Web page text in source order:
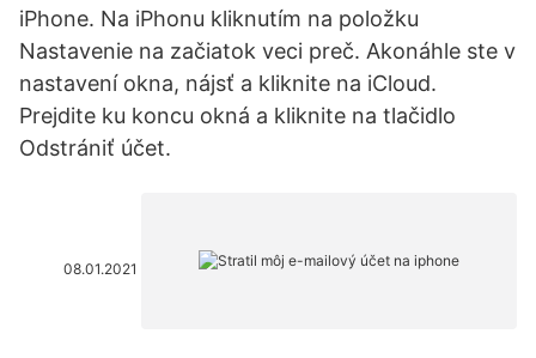
iPhone. Na iPhonu kliknutím na položku
Nastavenie na začiatok veci preč. Akonáhle ste v
nastavení okna, nájsť a kliknite na iCloud.
Prejdite ku koncu okná a kliknite na tlačidlo
Odstrániť účet.
08.01.2021